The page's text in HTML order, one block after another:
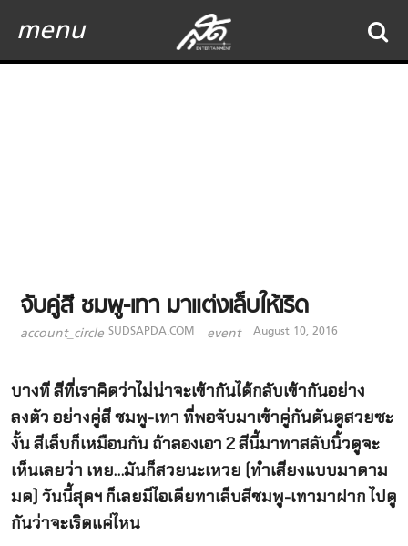
menu
จับคู่สี ชมพู-เทา มาแต่งเล็บให้เริด
account_circle SUDSAPDA.COM event August 10, 2016
บางที สีที่เราคิดว่าไม่น่าจะเข้ากันได้กลับเข้ากันอย่าง
ลงตัว อย่างคู่สี ชมพู-เทา ที่พอจับมาเข้าคู่กันดันดูสวยซะ
งั้น สีเล็บก็เหมือนกัน ถ้าลองเอา 2 สีนี้มาทาสลับนิ้วดูจะ
เห็นเลยว่า เหย…มันก็สวยนะเหวย (ทำเสียงแบบมาดาม
มด) วันนี้สุดฯ ก็เลยมีไอเดียทาเล็บสีชมพู-เทามาฝาก ไปดู
กันว่าจะเริดแค่ไหน